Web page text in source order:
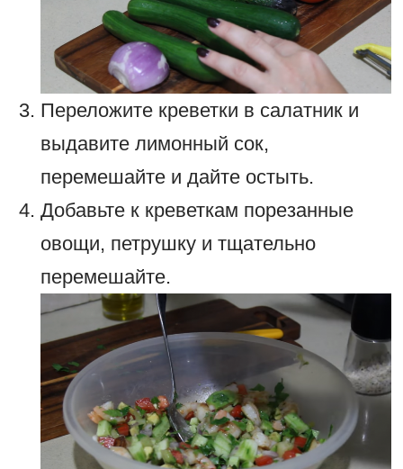
Переложите креветки в салатник и
выдавите лимонный сок,
перемешайте и дайте остыть.
Добавьте к креветкам порезанные
овощи, петрушку и тщательно
перемешайте.